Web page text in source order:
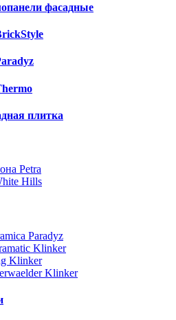
фасадные
плитка
Petra
Hills
Paradyz
Klinker
Klinker
Klinker